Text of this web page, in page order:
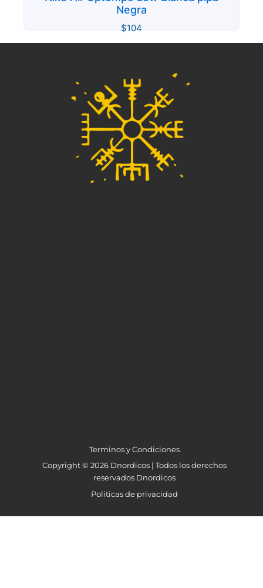
Negra
$104
Terminos y Condiciones
Copyright © 2026 Dnordicos | Todos los derechos
reservados Dnordicos
Politicas de privacidad